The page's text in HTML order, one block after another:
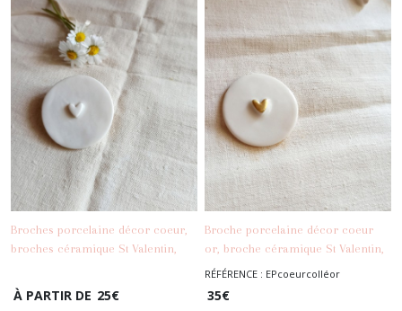
Broches porcelaine décor coeur,
broches céramique St Valentin,
Epingles
À PARTIR DE 25€
Broche porcelaine décor coeur
or, broche céramique St Valentin,
broche minimaliste
Broches -
RÉFÉRENCE : EPcoeurcolléor
35€